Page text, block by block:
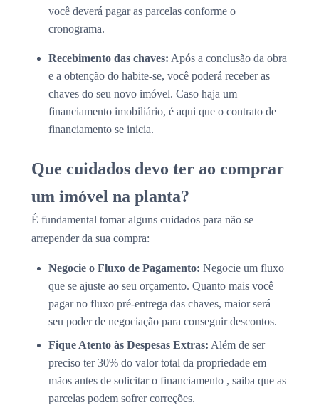
você deverá pagar as parcelas conforme o
cronograma.
Recebimento das chaves: Após a conclusão da obra
e a obtenção do habite-se, você poderá receber as
chaves do seu novo imóvel. Caso haja um
financiamento imobiliário, é aqui que o contrato de
financiamento se inicia.
Que cuidados devo ter ao comprar
um imóvel na planta?
É fundamental tomar alguns cuidados para não se
arrepender da sua compra:
Negocie o Fluxo de Pagamento: Negocie um fluxo
que se ajuste ao seu orçamento. Quanto mais você
pagar no fluxo pré-entrega das chaves, maior será
seu poder de negociação para conseguir descontos.
Fique Atento às Despesas Extras: Além de ser
preciso ter 30% do valor total da propriedade em
mãos antes de solicitar o financiamento , saiba que as
parcelas podem sofrer correções.